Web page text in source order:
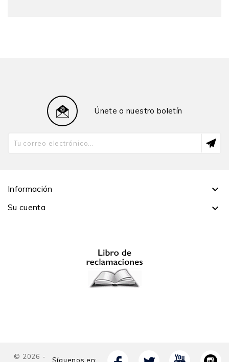
de Bélgica; asimismo, recibió la Orden del Rey
Leopoldo II; la Cruz de Guerra al Valor del Perú; y la
Legión de Honor de Francia en 2017. En su calidad de
militar, participó, en compañía de su familia, de las
Únete a nuestro boletín
Información 
Su cuenta 
Síguenos en:
© 2026 -